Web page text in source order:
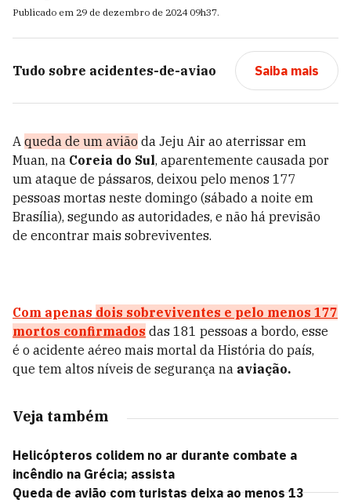
Publicado em 29 de dezembro de 2024 09h37.
Tudo sobre acidentes-de-aviao Saiba mais
A queda de um avião da Jeju Air ao aterrissar em
Muan, na Coreia do Sul, aparentemente causada por
um ataque de pássaros, deixou pelo menos 177
pessoas mortas neste domingo (sábado a noite em
Brasília), segundo as autoridades, e não há previsão
de encontrar mais sobreviventes.
Com apenas dois sobreviventes e pelo menos 177
mortos confirmados das 181 pessoas a bordo, esse
é o acidente aéreo mais mortal da História do país,
que tem altos níveis de segurança na aviação.
Veja também
Helicópteros colidem no ar durante combate a
incêndio na Grécia; assista
Queda de avião com turistas deixa ao menos 13